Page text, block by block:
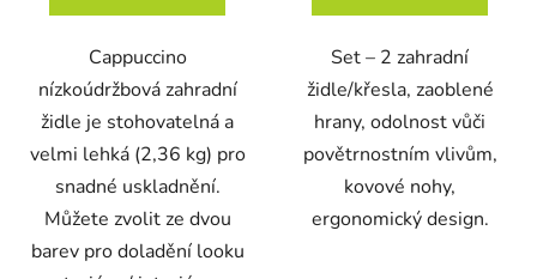
Cappuccino
nízkoúdržbová zahradní
židle je stohovatelná a
velmi lehká (2,36 kg) pro
snadné uskladnění.
Můžete zvolit ze dvou
barev pro doladění looku
Set – 2 zahradní
židle/křesla, zaoblené
hrany, odolnost vůči
povětrnostním vlivům,
kovové nohy,
ergonomický design.